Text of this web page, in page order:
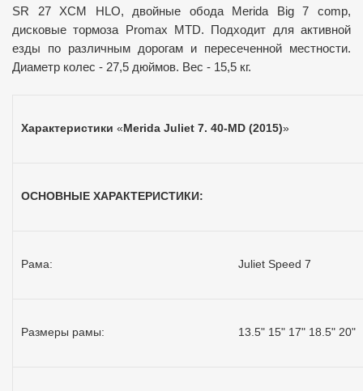
SR 27 XCM HLO, двойные обода Merida Big 7 comp,
дисковые тормоза Promax MTD. Подходит для активной
езды по различным дорогам и пересеченной местности.
Диаметр колес - 27,5 дюймов. Вес - 15,5 кг.
Характеристики «Merida Juliet 7. 40-MD (2015)»
ОСНОВНЫЕ ХАРАКТЕРИСТИКИ:
Рама: Juliet Speed 7
Размеры рамы: 13.5" 15" 17" 18.5" 20"